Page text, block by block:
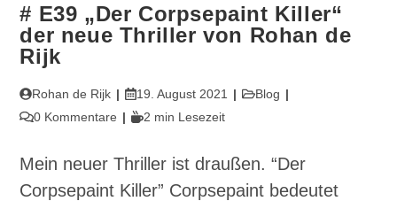
# E39 „Der Corpsepaint Killer“
der neue Thriller von Rohan de
Rijk
Beitrags-
Autor:
Rohan de Rijk
Beitrag
veröffentlicht:
19. August 2021
Beitrags-
Blog
Beitrags-
0 Kommentare Lesedauer:
2 min Lesezeit
Mein neuer Thriller ist draußen. “Der
Corpsepaint Killer” Corpsepaint bedeutet